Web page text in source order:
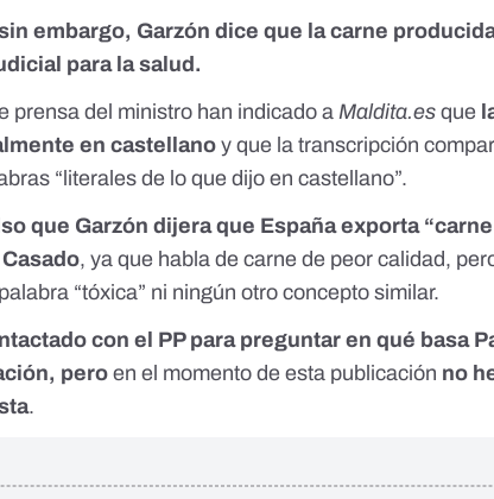
embargo, Garzón dice que la carne
para la salud.
prensa del ministro han indicado aMaldita.esque
en castellano y que la transcripción
“literales de lo que dijo en castellano”.
que Garzón dijera que España exporta
, ya que habla de carne de peor calidad,
“tóxica” ni ningún otro concepto similar.
con el PP para preguntar en qué basa
pero en el momento de esta publicación no
.